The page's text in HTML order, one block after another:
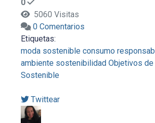
0
5060 Visitas
0 Comentarios
Etiquetas:
moda sostenible consumo
ambiente sostenibilidad Objetivos
Sostenible
Twittear